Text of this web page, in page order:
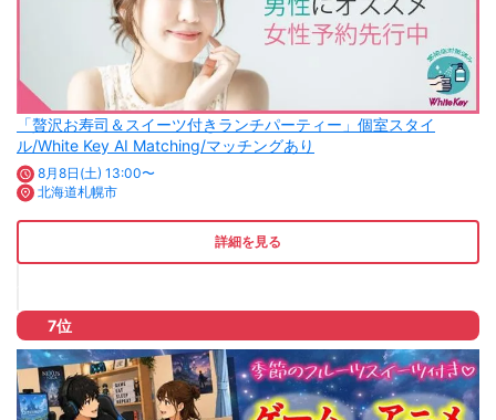
「贅沢お寿司＆スイーツ付きランチパーティー」個室スタイ
ル/White Key AI Matching/マッチングあり
8月8日(土) 13:00〜
北海道札幌市
詳細を見る
7位